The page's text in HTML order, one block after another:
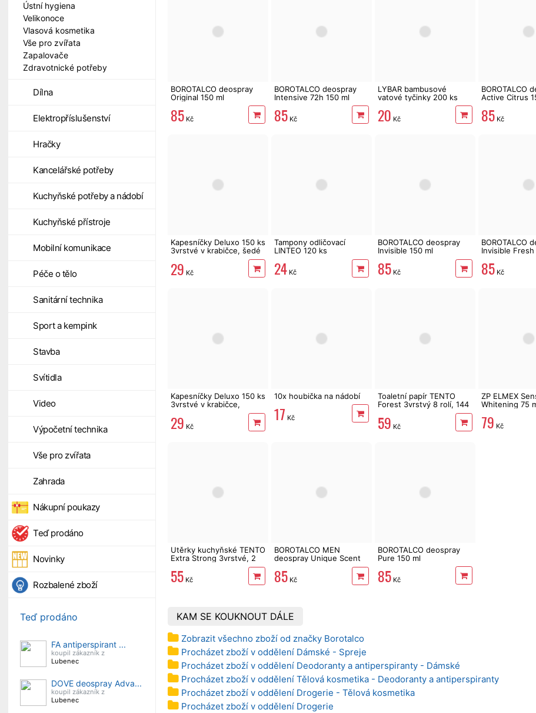
Ústní hygiena
Velikonoce
Vlasová kosmetika
Vše pro zvířata
Zapalovače
Zdravotnické potřeby
Dílna
Elektropříslušenství
Hračky
Kancelářské potřeby
Kuchyňské potřeby a nádobí
Kuchyňské přístroje
Mobilní komunikace
Péče o tělo
Sanitární technika
Sport a kempink
Stavba
Svítidla
Video
Výpočetní technika
Vše pro zvířata
Zahrada
Nákupní poukazy
Teď prodáno
Novinky
Rozbalené zboží
Teď prodáno
FA antiperspirant ...
koupil zákazník z
Lubenec
DOVE deospray Adva...
koupil zákazník z
Lubenec
BOROTALCO deospray
Original 150 ml
85 Kč
BOROTALCO deospray
Intensive 72h 150 ml
85 Kč
LYBAR bambusové
vatové tyčinky 200 ks
20 Kč
BOROTALCO
Active Citrus
85 Kč
Kapesníčky Deluxo 150 ks
3vrstvé v krabičce, šedé
29 Kč
Tampony odličovací
LINTEO 120 ks
24 Kč
BOROTALCO deospray
Invisible 150 ml
85 Kč
BOROTALCO
Invisible Fresh
85 Kč
Kapesníčky Deluxo 150 ks
3vrstvé v krabičce,
29 Kč
10x houbička na nádobí
17 Kč
Toaletní papír TENTO
Forest 3vrstvý 8 rolí, 144
59 Kč
ZP ELMEX
Whitening 75
79 Kč
Utěrky kuchyňské TENTO
Extra Strong 3vrstvé, 2
55 Kč
BOROTALCO MEN
deospray Unique Scent
85 Kč
BOROTALCO deospray
Pure 150 ml
85 Kč
KAM SE KOUKNOUT DÁLE
Zobrazit všechno zboží od značky Borotalco
Procházet zboží v oddělení Dámské - Spreje
Procházet zboží v oddělení Deodoranty a antiperspiranty - Dámské
Procházet zboží v oddělení Tělová kosmetika - Deodoranty a antiperspiranty
Procházet zboží v oddělení Drogerie - Tělová kosmetika
Procházet zboží v oddělení Drogerie